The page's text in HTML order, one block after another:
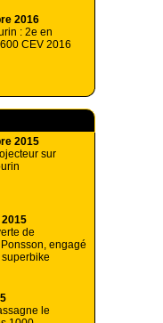
2016
: 2e en
CEV 2016
2015
sur
de
engagé
le